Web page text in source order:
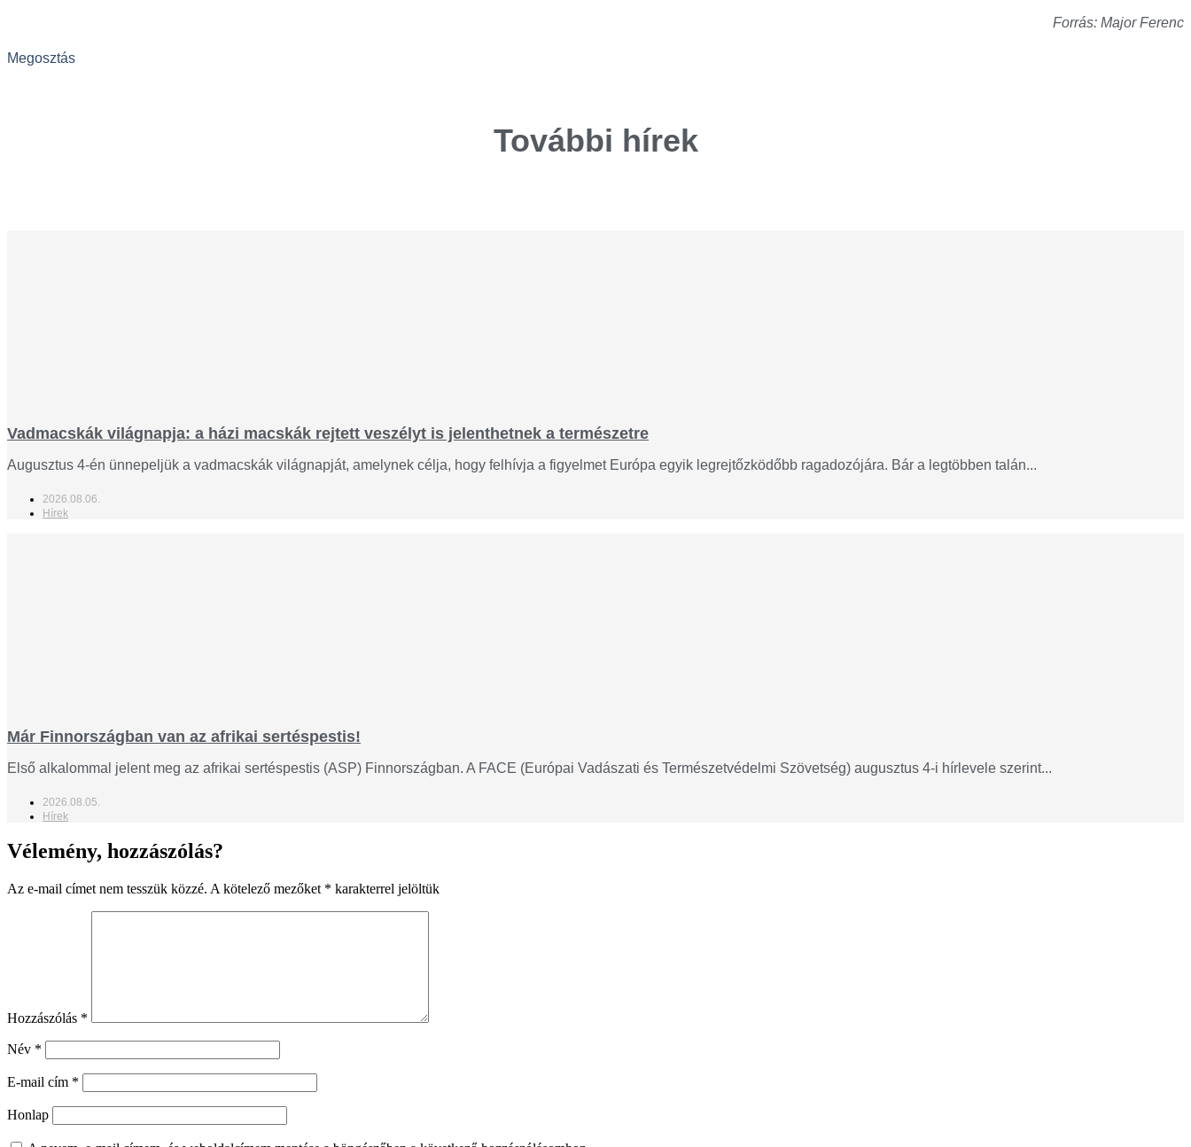
Forrás: Major Ferenc
Megosztás
További hírek
Vadmacskák világnapja: a házi macskák rejtett veszélyt is jelenthetnek a természetre
Augusztus 4-én ünnepeljük a vadmacskák világnapját, amelynek célja, hogy felhívja a figyelmet Európa egyik legrejtőzködőbb ragadozójára. Bár a legtöbben talán...
2026.08.06.
Hírek
Már Finnországban van az afrikai sertéspestis!
Első alkalommal jelent meg az afrikai sertéspestis (ASP) Finnországban. A FACE (Európai Vadászati és Természetvédelmi Szövetség) augusztus 4-i hírlevele szerint...
2026.08.05.
Hírek
Vélemény, hozzászólás?
Az e-mail címet nem tesszük közzé. A kötelező mezőket * karakterrel jelöltük
Hozzászólás *
Név *
E-mail cím *
Honlap